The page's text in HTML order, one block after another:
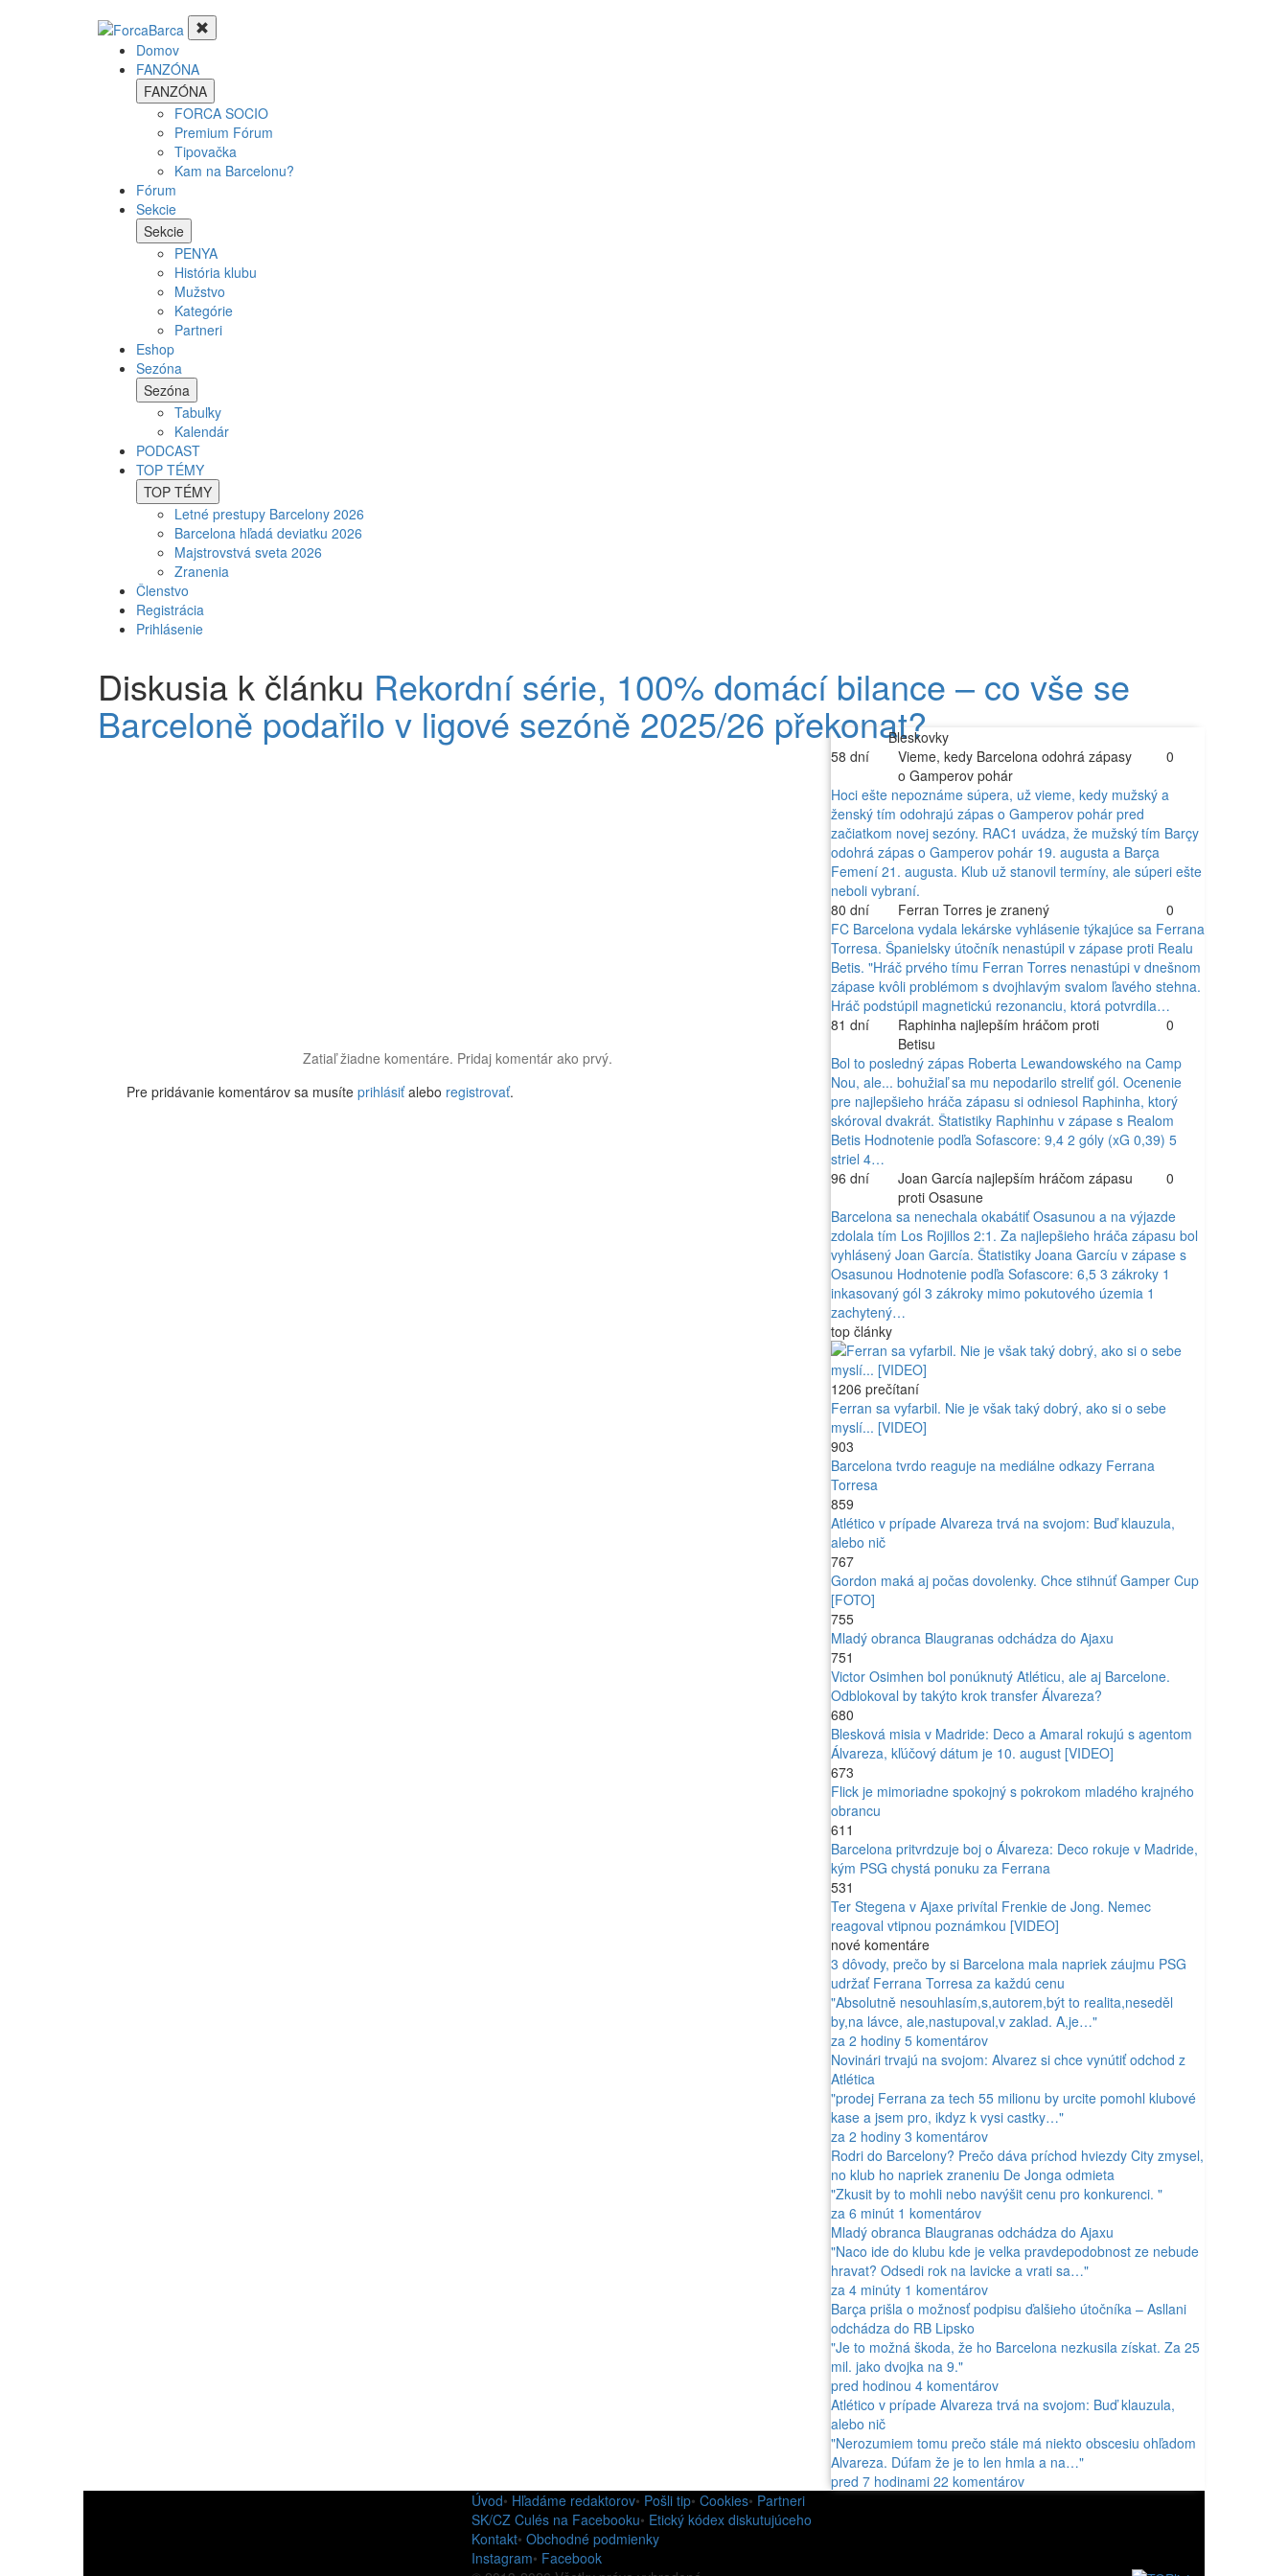
Domov
FANZÓNA
FANZÓNA
FORCA SOCIO
Premium Fórum
Tipovačka
Kam na Barcelonu?
Fórum
Sekcie
Sekcie
PENYA
História klubu
Mužstvo
Kategórie
Partneri
Eshop
Sezóna
Sezóna
Tabuľky
Kalendár
PODCAST
TOP TÉMY
TOP TÉMY
Letné prestupy Barcelony 2026
Barcelona hľadá deviatku 2026
Majstrovstvá sveta 2026
Zranenia
Členstvo
Registrácia
Prihlásenie
Diskusia k článku Rekordní série, 100% domácí bilance – co vše se
Barceloně podařilo v ligové sezóně 2025/26 překonat?
Zatiaľ žiadne komentáre. Pridaj komentár ako prvý.
Pre pridávanie komentárov sa musíte prihlásiťalebo registrovať.
Bleskovky
58 dní
Vieme, kedy Barcelona odohrá zápasy
o Gamperov pohár
0
Hoci ešte nepoznáme súpera, už vieme, kedy mužský a
ženský tím odohrajú zápas o Gamperov pohár pred
začiatkom novej sezóny. RAC1 uvádza, že mužský tím Barçy
odohrá zápas o Gamperov pohár 19. augusta a Barça
Femení 21. augusta. Klub už stanovil termíny, ale súperi ešte
neboli vybraní.
80 dní
Ferran Torres je zranený
0
FC Barcelona vydala lekárske vyhlásenie týkajúce sa Ferrana
Torresa. Španielsky útočník nenastúpil v zápase proti Realu
Betis. "Hráč prvého tímu Ferran Torres nenastúpi v dnešnom
zápase kvôli problémom s dvojhlavým svalom ľavého stehna.
Hráč podstúpil magnetickú rezonanciu, ktorá potvrdila…
81 dní
Raphinha najlepším hráčom proti
Betisu
0
Bol to posledný zápas Roberta Lewandowského na Camp
Nou, ale... bohužiaľ sa mu nepodarilo streliť gól. Ocenenie
pre najlepšieho hráča zápasu si odniesol Raphinha, ktorý
skóroval dvakrát. Štatistiky Raphinhu v zápase s Realom
Betis Hodnotenie podľa Sofascore: 9,4 2 góly (xG 0,39) 5
striel 4…
96 dní
Joan García najlepším hráčom zápasu
proti Osasune
0
Barcelona sa nenechala okabátiť Osasunou a na výjazde
zdolala tím Los Rojillos 2:1. Za najlepšieho hráča zápasu bol
vyhlásený Joan García. Štatistiky Joana Garcíu v zápase s
Osasunou Hodnotenie podľa Sofascore: 6,5 3 zákroky 1
inkasovaný gól 3 zákroky mimo pokutového územia 1
zachytený…
top články
1206 prečítaní
Ferran sa vyfarbil. Nie je však taký dobrý, ako si o sebe
myslí... [VIDEO]
903
Barcelona tvrdo reaguje na mediálne odkazy Ferrana
Torresa
859
Atlético v prípade Alvareza trvá na svojom: Buď klauzula,
alebo nič
767
Gordon maká aj počas dovolenky. Chce stihnúť Gamper Cup
[FOTO]
755
Mladý obranca Blaugranas odchádza do Ajaxu
751
Victor Osimhen bol ponúknutý Atléticu, ale aj Barcelone.
Odblokoval by takýto krok transfer Álvareza?
680
Blesková misia v Madride: Deco a Amaral rokujú s agentom
Álvareza, kľúčový dátum je 10. august [VIDEO]
673
Flick je mimoriadne spokojný s pokrokom mladého krajného
obrancu
611
Barcelona pritvrdzuje boj o Álvareza: Deco rokuje v Madride,
kým PSG chystá ponuku za Ferrana
531
Ter Stegena v Ajaxe privítal Frenkie de Jong. Nemec
reagoval vtipnou poznámkou [VIDEO]
nové komentáre
3 dôvody, prečo by si Barcelona mala napriek záujmu PSG
udržať Ferrana Torresa za každú cenu
"Absolutně nesouhlasím,s,autorem,být to realita,neseděl
by,na lávce, ale,nastupoval,v zaklad. A,je…"
za 2 hodiny 5 komentárov
Novinári trvajú na svojom: Alvarez si chce vynútiť odchod z
Atlética
"prodej Ferrana za tech 55 milionu by urcite pomohl klubové
kase a jsem pro, ikdyz k vysi castky…"
za 2 hodiny 3 komentárov
Rodri do Barcelony? Prečo dáva príchod hviezdy City zmysel,
no klub ho napriek zraneniu De Jonga odmieta
"Zkusit by to mohli nebo navýšit cenu pro konkurenci. "
za 6 minút 1 komentárov
Mladý obranca Blaugranas odchádza do Ajaxu
"Naco ide do klubu kde je velka pravdepodobnost ze nebude
hravat? Odsedi rok na lavicke a vrati sa…"
za 4 minúty 1 komentárov
Barça prišla o možnosť podpisu ďalšieho útočníka – Asllani
odchádza do RB Lipsko
"Je to možná škoda, že ho Barcelona nezkusila získat. Za 25
mil. jako dvojka na 9."
pred hodinou 4 komentárov
Atlético v prípade Alvareza trvá na svojom: Buď klauzula,
alebo nič
"Nerozumiem tomu prečo stále má niekto obscesiu ohľadom
Alvareza. Dúfam že je to len hmla a na…"
pred 7 hodinami 22 komentárov
Úvod• Hľadáme redaktorov• Pošli tip• Cookies• Partneri
SK/CZ Culés na Facebooku• Etický kódex diskutujúceho
Kontakt• Obchodné podmienky
Instagram• Facebook